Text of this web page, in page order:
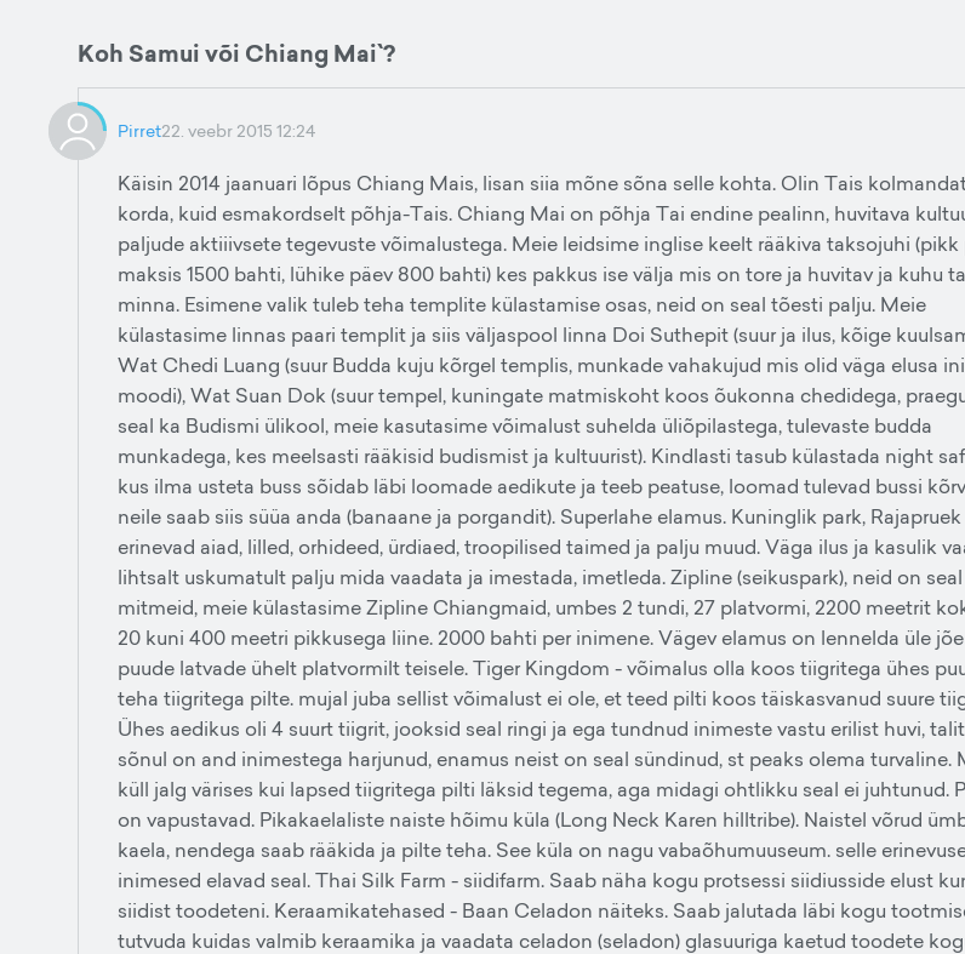
Koh Samui või Chiang Mai`?
Pirret22. veebr 2015 12:24
Käisin 2014 jaanuari lõpus Chiang Mais, lisan siia mõne sõna selle kohta. Olin Tais
korda, kuid esmakordselt põhja-Tais. Chiang Mai on põhja Tai endine pealinn, huvitava
paljude aktiiivsete tegevuste võimalustega. Meie leidsime inglise keelt rääkiva taksojuhi (pikk
maksis 1500 bahti, lühike päev 800 bahti) kes pakkus ise välja mis on tore ja huvitav ja kuhu
minna. Esimene valik tuleb teha templite külastamise osas, neid on seal tõesti palju. Meie
külastasime linnas paari templit ja siis väljaspool linna Doi Suthepit (suur ja ilus, kõige
Wat Chedi Luang (suur Budda kuju kõrgel templis, munkade vahakujud mis olid väga elusa
moodi), Wat Suan Dok (suur tempel, kuningate matmiskoht koos õukonna chedidega,
seal ka Budismi ülikool, meie kasutasime võimalust suhelda üliõpilastega, tulevaste budda
munkadega, kes meelsasti rääkisid budismist ja kultuurist). Kindlasti tasub külastada night
kus ilma usteta buss sõidab läbi loomade aedikute ja teeb peatuse, loomad tulevad bussi
neile saab siis süüa anda (banaane ja porgandit). Superlahe elamus. Kuninglik park,
erinevad aiad, lilled, orhideed, ürdiaed, troopilised taimed ja palju muud. Väga ilus ja kasulik
lihtsalt uskumatult palju mida vaadata ja imestada, imetleda. Zipline (seikuspark), neid on seal
mitmeid, meie külastasime Zipline Chiangmaid, umbes 2 tundi, 27 platvormi, 2200 meetrit
20 kuni 400 meetri pikkusega liine. 2000 bahti per inimene. Vägev elamus on lennelda üle
puude latvade ühelt platvormilt teisele. Tiger Kingdom - võimalus olla koos tiigritega ühes
teha tiigritega pilte. mujal juba sellist võimalust ei ole, et teed pilti koos täiskasvanud suure
Ühes aedikus oli 4 suurt tiigrit, jooksid seal ringi ja ega tundnud inimeste vastu erilist huvi,
sõnul on and inimestega harjunud, enamus neist on seal sündinud, st peaks olema turvaline.
küll jalg värises kui lapsed tiigritega pilti läksid tegema, aga midagi ohtlikku seal ei juhtunud.
on vapustavad. Pikakaelaliste naiste hõimu küla (Long Neck Karen hilltribe). Naistel võrud
kaela, nendega saab rääkida ja pilte teha. See küla on nagu vabaõhumuuseum. selle
inimesed elavad seal. Thai Silk Farm - siidifarm. Saab näha kogu protsessi siidiusside elust
siidist toodeteni. Keraamikatehased - Baan Celadon näiteks. Saab jalutada läbi kogu
tutvuda kuidas valmib keraamika ja vaadata celadon (seladon) glasuuriga kaetud toodete